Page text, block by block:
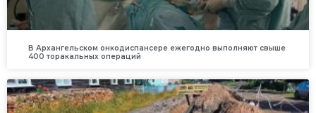
В Архангельском онкодиспансере ежегодно выполняют свыше
400 торакальных операций